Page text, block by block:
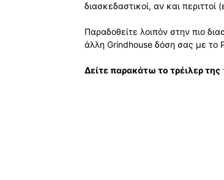
διασκεδαστικοί, αν και
Παραδοθείτε λοιπόν στην πιο
άλλη Grindhouse δόση σας με το
Δείτε παρακάτω το τρέιλερ της